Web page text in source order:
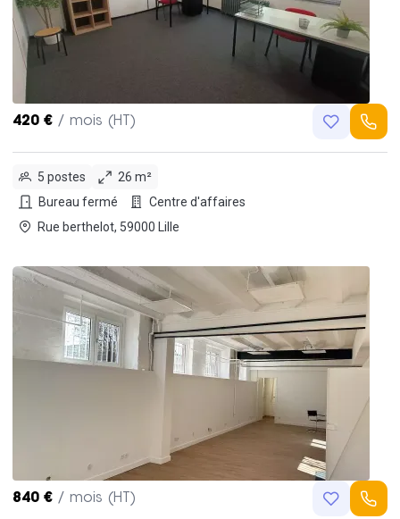
420 € / mois (HT)
5 postes
26 m²
Bureau fermé
Centre d'affaires
Rue berthelot, 59000 Lille
840 € / mois (HT)